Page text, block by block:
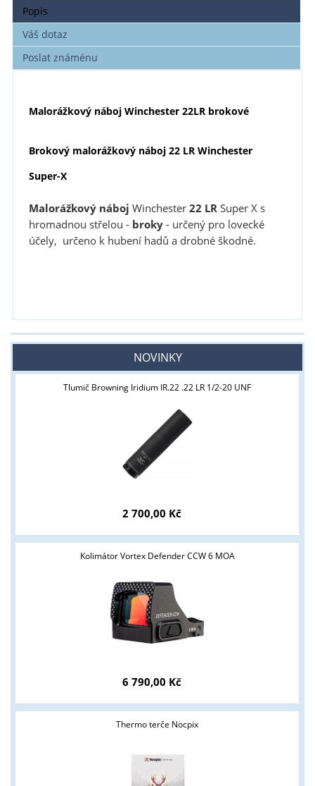
Popis
Váš dotaz
Poslat známénu
Malorážkový náboj Winchester 22LR brokové
Brokový malorážkový náboj 22 LR Winchester
Super-X
Malorážkový náboj Winchester22 LRSuper X s
hromadnou střelou - broky- určený pro lovecké
účely, určeno k hubení hadů a drobné škodné.
NOVINKY
Tlumič Browning Iridium IR.22 .22 LR 1/2-20 UNF
2 700,00 Kč
Kolimátor Vortex Defender CCW 6 MOA
6 790,00 Kč
Thermo terče Nocpix